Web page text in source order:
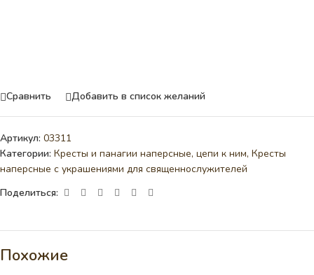
Сравнить Добавить в список желаний
Артикул: 03311
Категории: Кресты и панагии наперсные, цепи к ним, Кресты
наперсные с украшениями для священнослужителей
Поделиться:
Похожие